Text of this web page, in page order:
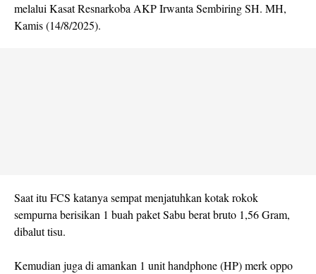
melalui Kasat Resnarkoba AKP Irwanta Sembiring SH. MH,
Kamis (14/8/2025).
Saat itu FCS katanya sempat menjatuhkan kotak rokok
sempurna berisikan 1 buah paket Sabu berat bruto 1,56 Gram,
dibalut tisu.
Kemudian juga di amankan 1 unit handphone (HP) merk oppo